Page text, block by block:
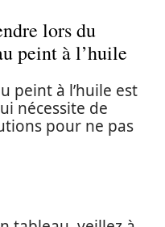
lors du
peint à l’huile
peint à l’huile est
nécessite de
pour ne pas